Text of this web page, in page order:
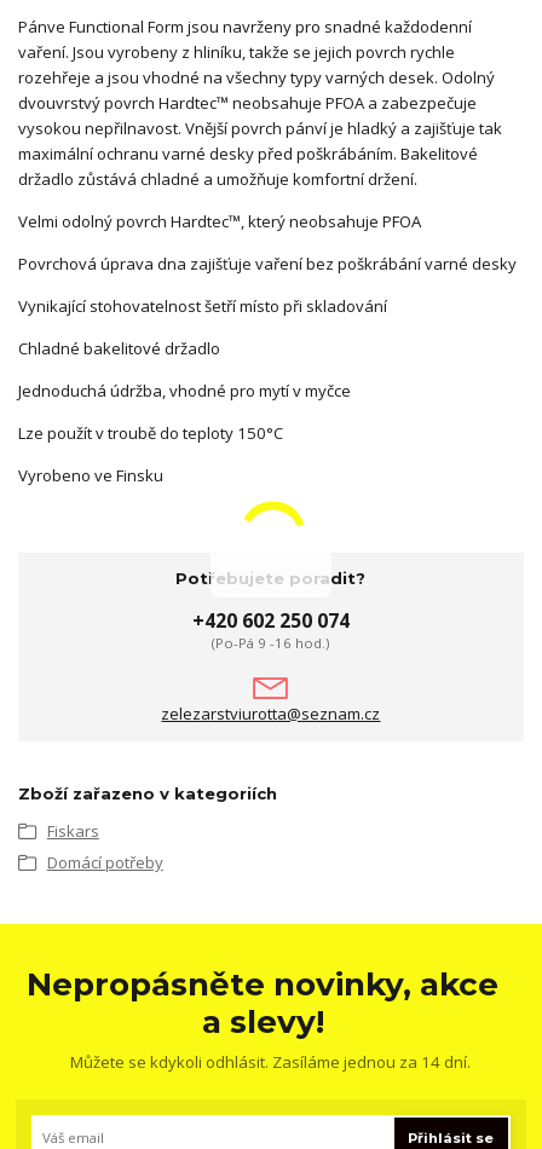
Pánve Functional Form jsou navrženy pro snadné každodenní
vaření. Jsou vyrobeny z hliníku, takže se jejich povrch rychle
rozehřeje a jsou vhodné na všechny typy varných desek. Odolný
dvouvrstvý povrch Hardtec™ neobsahuje PFOA a zabezpečuje
vysokou nepřilnavost. Vnější povrch pánví je hladký a zajišťuje tak
maximální ochranu varné desky před poškrábáním. Bakelitové
držadlo zůstává chladné a umožňuje komfortní držení.
Velmi odolný povrch Hardtec™, který neobsahuje PFOA
Povrchová úprava dna zajišťuje vaření bez poškrábání varné desky
Vynikající stohovatelnost šetří místo při skladování
Chladné bakelitové držadlo
Jednoduchá údržba, vhodné pro mytí v myčce
Lze použít v troubě do teploty 150°C
Vyrobeno ve Finsku
Potřebujete poradit?
+420 602 250 074
(Po-Pá 9 -16 hod.)
zelezarstviurotta@seznam.cz
Zboží zařazeno v kategoriích
Fiskars
Domácí potřeby
Nepropásněte novinky, akce
a slevy!
Můžete se kdykoli odhlásit. Zasíláme jednou za 14 dní.
Přihlásit se